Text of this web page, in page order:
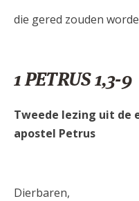
die gered zouden
1 PETRUS 1,3-9
Tweede lezing uit de
apostel Petrus
Dierbaren,